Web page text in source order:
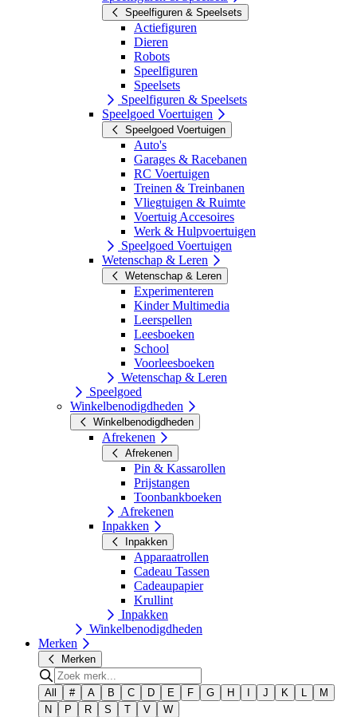
Speelfiguren & Speelsets
Actiefiguren
Dieren
Robots
Speelfiguren
Speelsets
Speelfiguren & Speelsets
Speelgoed Voertuigen
Speelgoed Voertuigen
Auto's
Garages & Racebanen
RC Voertuigen
Treinen & Treinbanen
Vliegtuigen & Ruimte
Voertuig Accesoires
Werk & Hulpvoertuigen
Speelgoed Voertuigen
Wetenschap & Leren
Wetenschap & Leren
Experimenteren
Kinder Multimedia
Leerspellen
Leesboeken
School
Voorleesboeken
Wetenschap & Leren
Speelgoed
Winkelbenodigdheden
Winkelbenodigdheden
Afrekenen
Afrekenen
Pin & Kassarollen
Prijstangen
Toonbankboeken
Afrekenen
Inpakken
Inpakken
Apparaatrollen
Cadeau Tassen
Cadeaupapier
Krullint
Inpakken
Winkelbenodigdheden
Merken
Merken
All # A B C D E F G H J K L
M
N
P R S T V W